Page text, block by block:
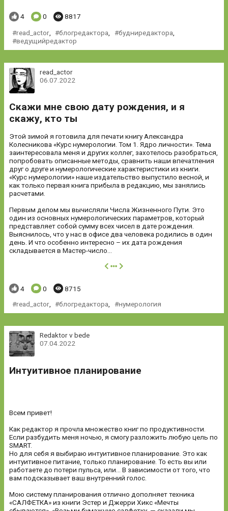
Понравилось:
4 Комментариев:
0 Просмотров:
8817
read_actor, блогредактора будниредактора
ведущийредактор
read_actor
06.07.2022
Скажи мне свою дату рождения, и я
скажу, кто ты
Этой зимой я готовила для печати книгу Александра
Колесникова «Курс нумерологии. Том 1. Ядро личности». Тема
заинтересовала меня и других коллег, захотелось разобраться,
попробовать описанные методы, сравнить наши впечатления
друг о друге и нумерологические характеристики из книги.
«Курс нумерологии» наше издательство выпустило весной, и
как только первая книга прибыла в редакцию, мы занялись
расчетами.
Первым делом мы вычисляли Числа Жизненного Пути. Это
один из основных нумерологических параметров, который
представляет собой сумму всех чисел в дате рождения.
Выяснилось, что у нас в офисе два человека родились в один
день. И что особенно интересно – их дата рождения
складывается в Мастер-число...
далее
Понравилось:
4 Комментариев:
0 Просмотров:
8715
read_actor, блогредактора, нумерология
Redaktor v bede
07.04.2022
Интуитивное планирование
Всем привет!
Как редактор я прочла множество книг по продуктивности.
Если разбудить меня ночью, я смогу разложить любую цель по
SMART.
Но для себя я выбираю интуитивное планирование. Это как
интуитивное питание, только планирование. То есть вы или
работаете до потери пульса, или... В зависимости от того, что
вам подсказывает ваш внутренний голос.
Мою систему планирования отлично дополняет техника
«САЛФЕТКА» из книги Эстер и Джерри Хикс «Мечты